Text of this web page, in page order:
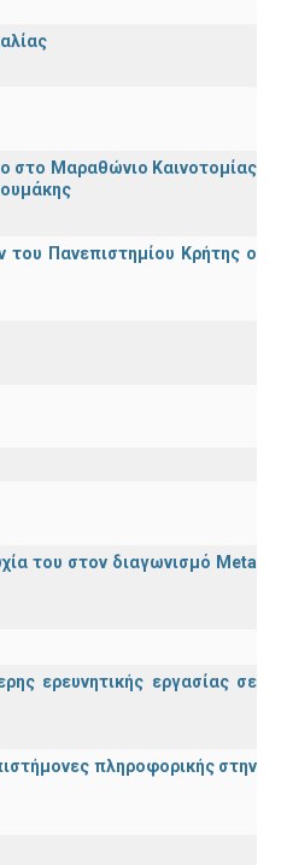
στο Μαραθώνιο Καινοτομίας
του Πανεπιστημίου Κρήτης ο
του στον διαγωνισμό Meta
ερευνητικής εργασίας σε
πληροφορικής στην